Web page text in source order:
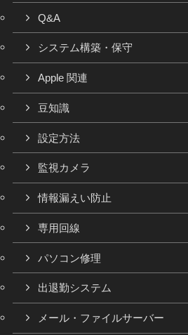
Q&A
システム構築・保守
Apple 関連
豆知識
設定方法
監視カメラ
情報漏えい防止
専用回線
パソコン修理
出退勤システム
メール・ファイルサーバー